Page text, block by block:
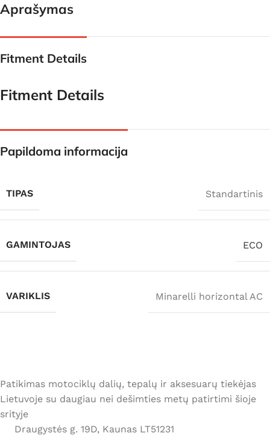
Aprašymas
Fitment Details
Fitment Details
Papildoma informacija
TIPAS Standartinis
GAMINTOJAS ECO
VARIKLIS Minarelli horizontal AC
Patikimas motociklų dalių, tepalų ir aksesuarų tiekėjas
Lietuvoje su daugiau nei dešimties metų patirtimi šioje
srityje
Draugystės g. 19D, Kaunas LT51231